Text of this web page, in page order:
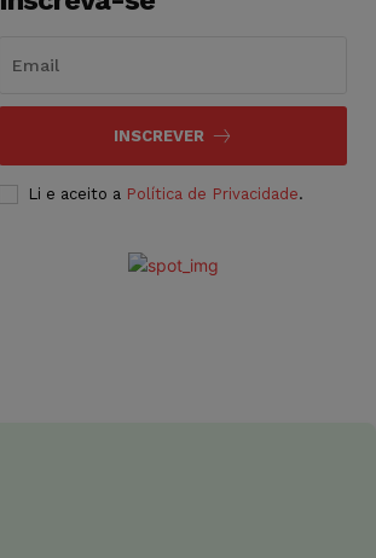
INSCREVER
Li e aceito a Política de Privacidade.